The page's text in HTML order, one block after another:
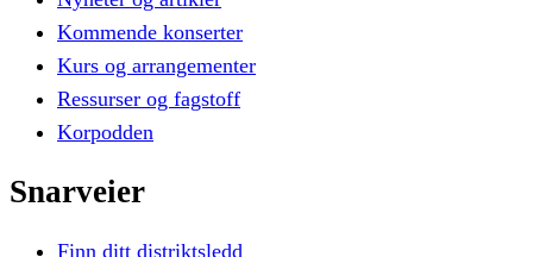
Kommende konserter
Kurs og arrangementer
Ressurser og fagstoff
Korpodden
Snarveier
Finn ditt distriktsledd